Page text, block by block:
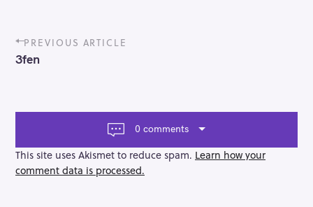
P
o
s
a
g
a
t
PREVIOUS ARTICLE
3fen
0 comments
This site uses Akismet to reduce spam. Learn how your
comment data is processed.